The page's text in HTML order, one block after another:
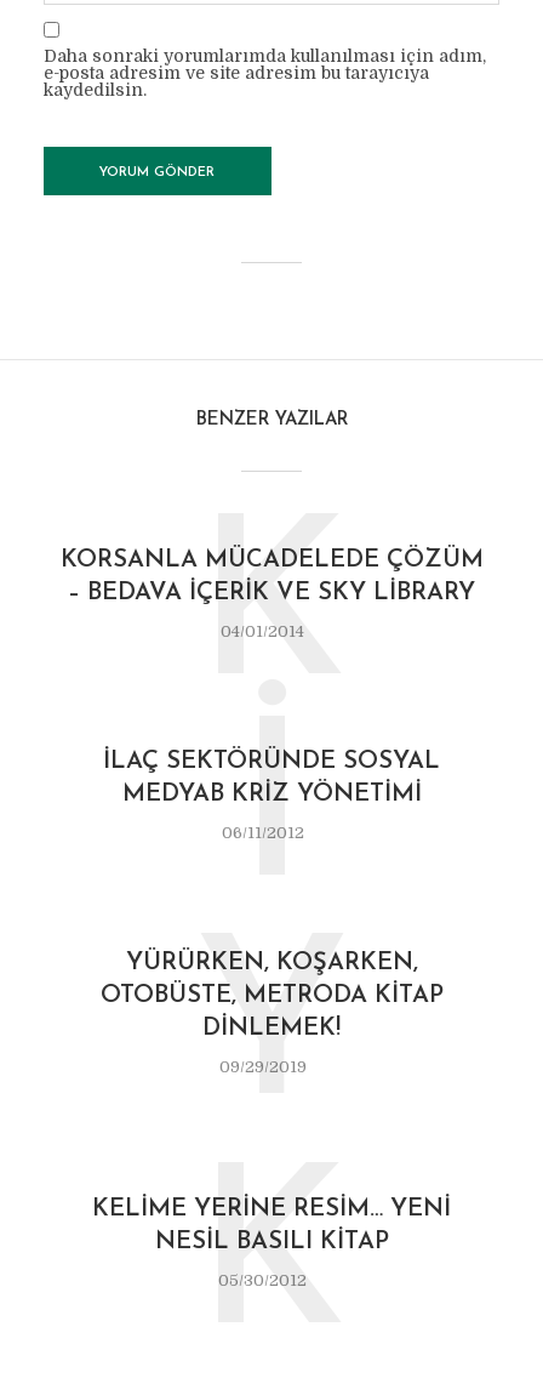
Daha sonraki yorumlarımda kullanılması için adım,
e-posta adresim ve site adresim bu tarayıcıya
kaydedilsin.
BENZER YAZILAR
KORSANLA MÜCADELEDE ÇÖZÜM
– BEDAVA İÇERIK VE SKY LIBRARY
04/01/2014
K
İLAÇ SEKTÖRÜNDE SOSYAL
MEDYAB KRIZ YÖNETIMI
06/11/2012
İ
YÜRÜRKEN, KOŞARKEN,
OTOBÜSTE, METRODA KITAP
DINLEMEK!
09/29/2019
Y
KELIME YERINE RESIM… YENI
NESIL BASILI KITAP
05/30/2012
K